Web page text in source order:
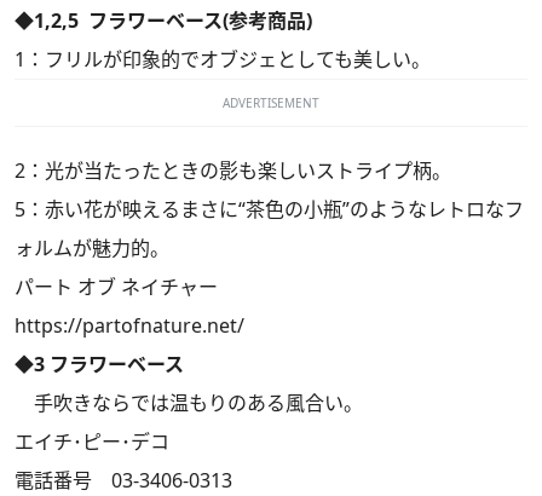
◆1,2,5 フラワーベース(参考商品)
1：フリルが印象的でオブジェとしても美しい。
ADVERTISEMENT
2：光が当たったときの影も楽しいストライプ柄。
5：赤い花が映えるまさに“茶色の小瓶”のようなレトロなフ
ォルムが魅力的。
パート オブ ネイチャー
https://partofnature.net/
◆3 フラワーベース
手吹きならでは温もりのある風合い。
エイチ･ピー･デコ
電話番号 03-3406-0313